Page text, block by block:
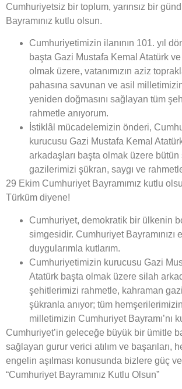
Cumhuriyetsiz bir toplum, yarınsız bir
Bayramınız kutlu olsun.
Cumhuriyetimizin ilanının 101. yıl
başta Gazi Mustafa Kemal Atatürk
olmak üzere, vatanımızın aziz
pahasına savunan ve asil
yeniden doğmasını sağlayan tüm
rahmetle anıyorum.
İstiklâl mücadelemizin önderi,
kurucusu Gazi Mustafa Kemal
arkadaşları başta olmak üzere bütün
gazilerimizi şükran, saygı ve
29 Ekim Cumhuriyet Bayramımız kutlu
Türküm diyene!
Cumhuriyet, demokratik bir ülkenin
simgesidir. Cumhuriyet Bayramınızı
duygularımla kutlarım.
Cumhuriyetimizin kurucusu Gazi
Atatürk başta olmak üzere silah
şehitlerimizi rahmetle, kahraman
şükranla anıyor; tüm
milletimizin Cumhuriyet Bayramı’nı
Cumhuriyet’in geleceğe büyük bir ümitle
sağlayan gurur verici atılım ve başarıları,
engelin aşılması konusunda bizlere güç
“Cumhuriyet Bayramınız Kutlu Olsun”